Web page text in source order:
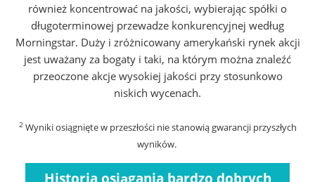
również koncentrować na jakości, wybierając spółki o
długoterminowej przewadze konkurencyjnej według
Morningstar. Duży i zróżnicowany amerykański rynek akcji
jest uważany za bogaty i taki, na którym można znaleźć
przeoczone akcje wysokiej jakości przy stosunkowo
niskich wycenach.
2Wyniki osiągnięte w przeszłości nie stanowią gwarancji przyszłych
wyników.
Historia osiągania bardzo dobrych